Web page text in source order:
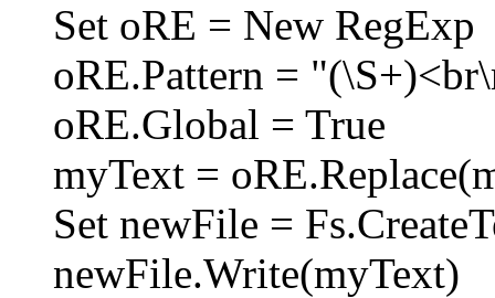
Set oRE = New RegExp
oRE.Pattern =
oRE.Global = True
myText =
Set newFile =
newFile.Write(myText)